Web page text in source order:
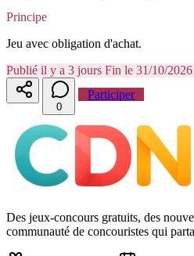
Principe
Jeu avec obligation d'achat.
Publié il y a 3 jours Fin le 31/10/2026
0
Participer
Des jeux-concours gratuits, des
communauté de concouristes qui